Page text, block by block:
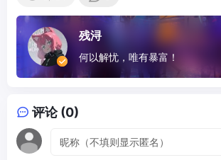
残浔
何以解忧，唯有暴富！
评论 (0)